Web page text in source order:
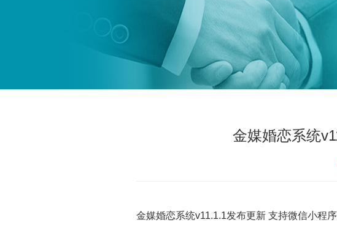
金媒婚恋系统
金媒婚恋系统v11.1.1发布更新 支持微信小程